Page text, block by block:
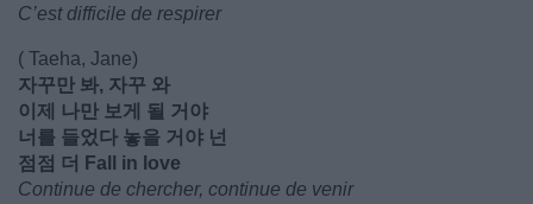
C’est difficile de respirer
( Taeha, Jane)
자꾸만 봐, 자꾸 와
이제 나만 보게 될 거야
너를 들었다 놓을 거야 넌
점점 더 Fall in love
Continue de chercher, continue de venir